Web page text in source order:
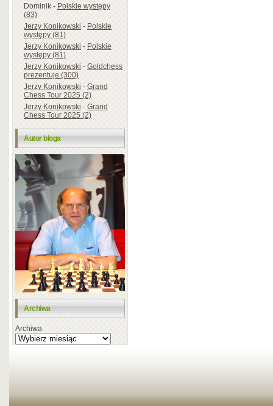
Dominik-Polskie występy
(83)
Jerzy Konikowski-Polskie
występy (81)
Jerzy Konikowski-Polskie
występy (81)
Jerzy Konikowski-Goldchess
prezentuje (300)
Jerzy Konikowski-Grand
Chess Tour 2025 (2)
Jerzy Konikowski-Grand
Chess Tour 2025 (2)
Autor bloga
Archiwa
Archiwa